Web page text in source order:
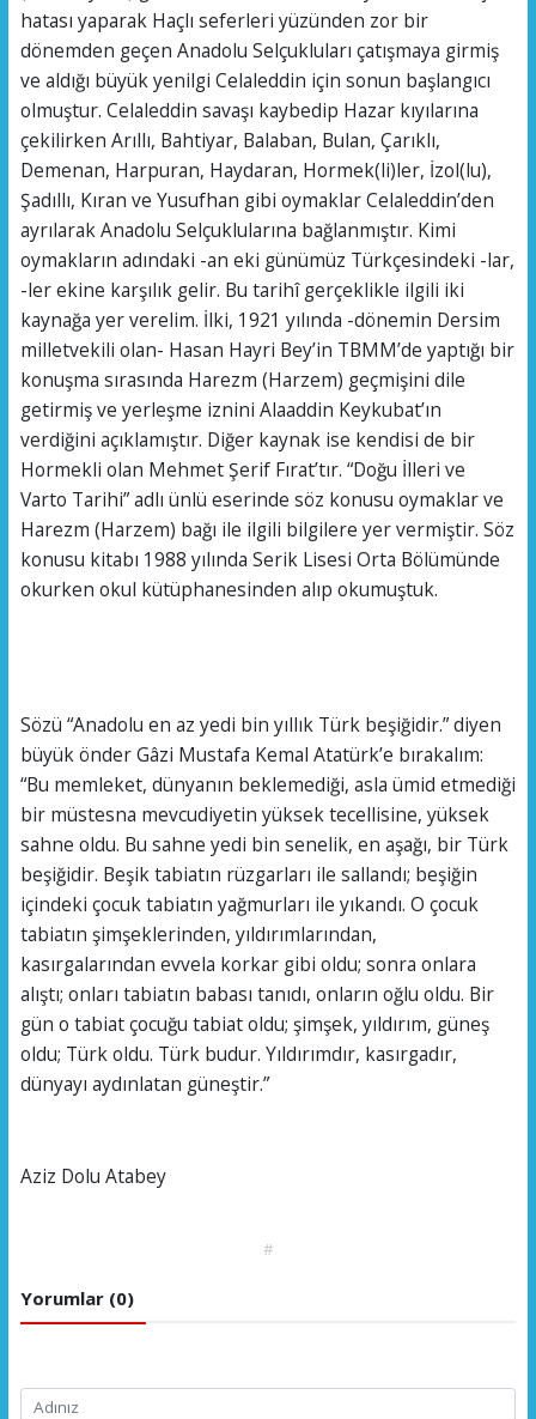
hatası yaparak Haçlı seferleri yüzünden zor bir
dönemden geçen Anadolu Selçukluları çatışmaya girmiş
ve aldığı büyük yenilgi Celaleddin için sonun başlangıcı
olmuştur. Celaleddin savaşı kaybedip Hazar kıyılarına
çekilirken Arıllı, Bahtiyar, Balaban, Bulan, Çarıklı,
Demenan, Harpuran, Haydaran, Hormek(li)ler, İzol(lu),
Şadıllı, Kıran ve Yusufhan gibi oymaklar Celaleddin’den
ayrılarak Anadolu Selçuklularına bağlanmıştır. Kimi
oymakların adındaki -an eki günümüz Türkçesindeki -lar,
-ler ekine karşılık gelir. Bu tarihî gerçeklikle ilgili iki
kaynağa yer verelim. İlki, 1921 yılında -dönemin Dersim
milletvekili olan- Hasan Hayri Bey’in TBMM’de yaptığı bir
konuşma sırasında Harezm (Harzem) geçmişini dile
getirmiş ve yerleşme iznini Alaaddin Keykubat’ın
verdiğini açıklamıştır. Diğer kaynak ise kendisi de bir
Hormekli olan Mehmet Şerif Fırat’tır. “Doğu İlleri ve
Varto Tarihi” adlı ünlü eserinde söz konusu oymaklar ve
Harezm (Harzem) bağı ile ilgili bilgilere yer vermiştir. Söz
konusu kitabı 1988 yılında Serik Lisesi Orta Bölümünde
okurken okul kütüphanesinden alıp okumuştuk.
Sözü “Anadolu en az yedi bin yıllık Türk beşiğidir.” diyen
büyük önder Gâzi Mustafa Kemal Atatürk’e bırakalım:
“Bu memleket, dünyanın beklemediği, asla ümid etmediği
bir müstesna mevcudiyetin yüksek tecellisine, yüksek
sahne oldu. Bu sahne yedi bin senelik, en aşağı, bir Türk
beşiğidir. Beşik tabiatın rüzgarları ile sallandı; beşiğin
içindeki çocuk tabiatın yağmurları ile yıkandı. O çocuk
tabiatın şimşeklerinden, yıldırımlarından,
kasırgalarından evvela korkar gibi oldu; sonra onlara
alıştı; onları tabiatın babası tanıdı, onların oğlu oldu. Bir
gün o tabiat çocuğu tabiat oldu; şimşek, yıldırım, güneş
oldu; Türk oldu. Türk budur. Yıldırımdır, kasırgadır,
dünyayı aydınlatan güneştir.”
Aziz Dolu Atabey
#
Yorumlar (0)